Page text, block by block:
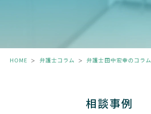
HOME ＞ 弁護士コラム ＞ 弁護士田中宏幸のコラム
相談事例